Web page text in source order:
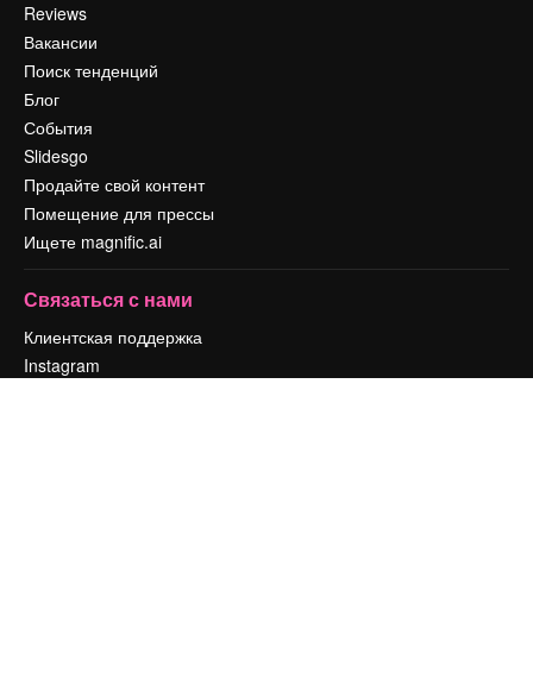
Reviews
Вакансии
Поиск тенденций
Блог
События
Slidesgo
Продайте свой контент
Помещение для прессы
Ищете magnific.ai
Связаться с нами
Клиентская поддержка
Instagram